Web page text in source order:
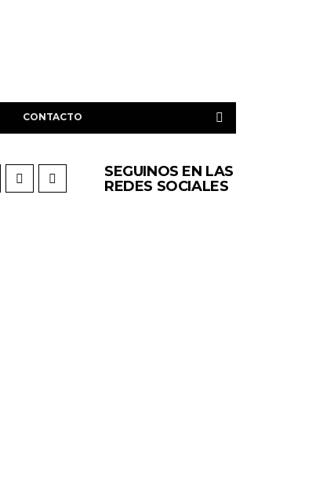
CONTACTO
SEGUINOS EN LAS
REDES SOCIALES